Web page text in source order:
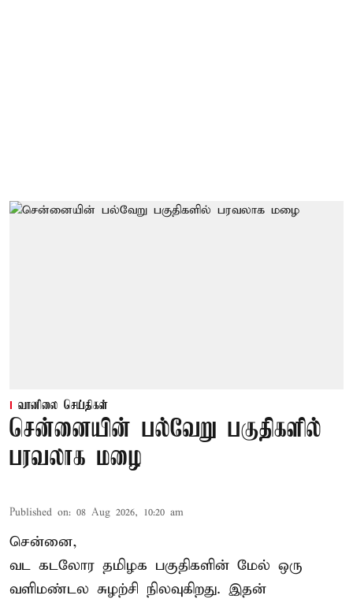
வானிலை செய்திகள்
சென்னையின் பல்வேறு பகுதிகளில்
பரவலாக மழை
Published on: 08 Aug 2026, 10:20 am
சென்னை,
வட கடலோர தமிழக பகுதிகளின் மேல் ஒரு
வளிமண்டல சுழற்சி நிலவுகிறது. இதன்